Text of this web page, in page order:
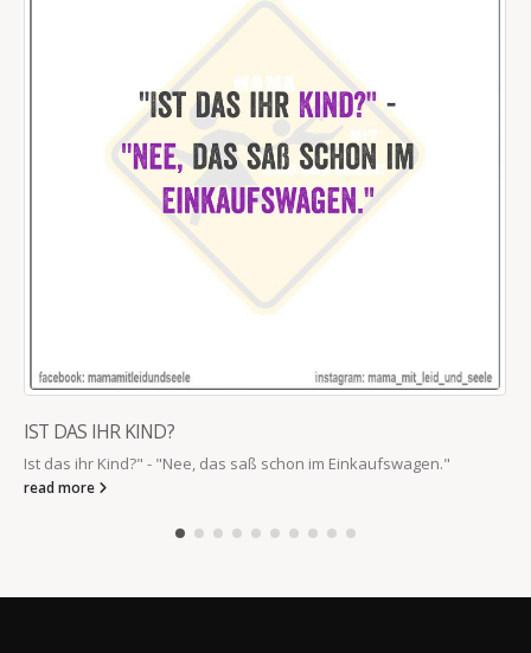
IST DAS IHR KIND?
Ist das ihr Kind?" - "Nee, das saß schon im Einkaufswagen."
read more